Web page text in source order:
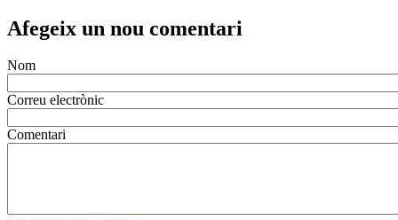
Afegeix un nou comentari
Nom
Correu electrònic
Comentari